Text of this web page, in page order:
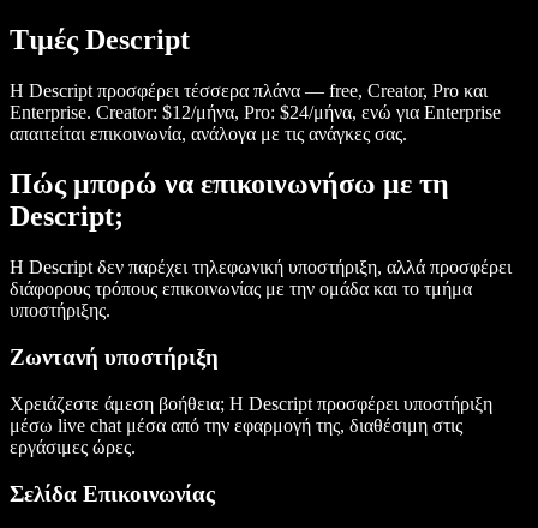
Τιμές Descript
Η Descript προσφέρει τέσσερα πλάνα — free, Creator, Pro και
Enterprise. Creator: $12/μήνα, Pro: $24/μήνα, ενώ για Enterprise
απαιτείται επικοινωνία, ανάλογα με τις ανάγκες σας.
Πώς μπορώ να επικοινωνήσω με τη
Descript;
Η Descript δεν παρέχει τηλεφωνική υποστήριξη, αλλά προσφέρει
διάφορους τρόπους επικοινωνίας με την ομάδα και το τμήμα
υποστήριξης.
Ζωντανή υποστήριξη
Χρειάζεστε άμεση βοήθεια; Η Descript προσφέρει υποστήριξη
μέσω live chat μέσα από την εφαρμογή της, διαθέσιμη στις
εργάσιμες ώρες.
Σελίδα Επικοινωνίας